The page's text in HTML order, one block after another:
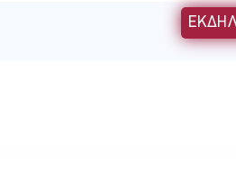
τομέα ως σύγχρονου και